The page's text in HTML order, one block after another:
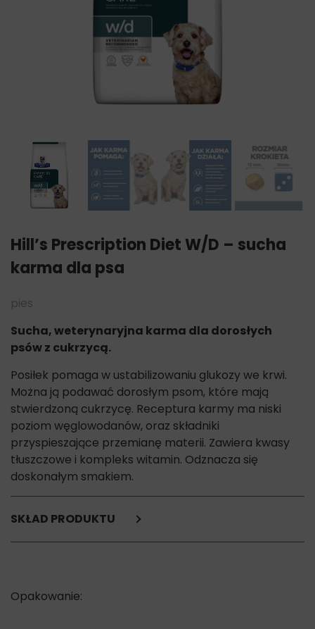
Hill’s Prescription Diet W/D – sucha
karma dla psa
pies
Sucha, weterynaryjna karma dla dorosłych
psów z cukrzycą.
Posiłek pomaga w ustabilizowaniu glukozy we krwi.
Można ją podawać dorosłym psom, które mają
stwierdzoną cukrzycę. Receptura karmy ma niski
poziom węglowodanów, oraz składniki
przyspieszające przemianę materii. Zawiera kwasy
tłuszczowe i kompleks witamin. Odznacza się
doskonałym smakiem.
SKŁAD PRODUKTU
celuloza,
glutenowa mączka kukurydziana,